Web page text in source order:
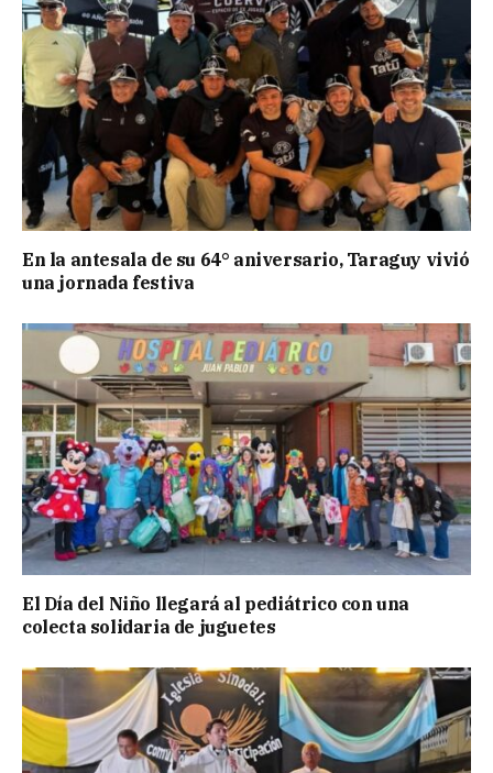
En la antesala de su 64° aniversario, Taraguy vivió
una jornada festiva
El Día del Niño llegará al pediátrico con una
colecta solidaria de juguetes